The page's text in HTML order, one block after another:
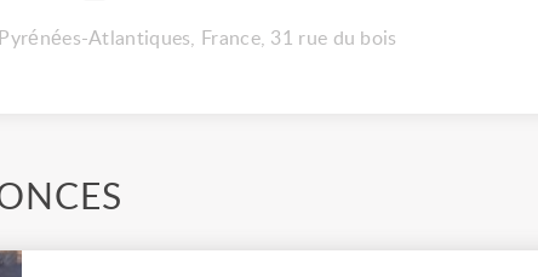
Atlantiques, France, 31 rue du bois